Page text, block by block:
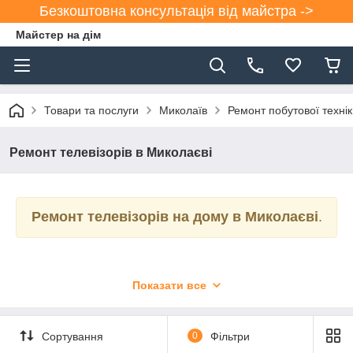
Безкоштовна консультація від майстра ->
Майстер на дім
Товари та послуги Миколаїв Ремонт побутової
Ремонт телевізорів в Миколаєві
Ремонт телевізорів на дому в Миколаєві.
дь
Показати все
Сортування 0 Фільтри